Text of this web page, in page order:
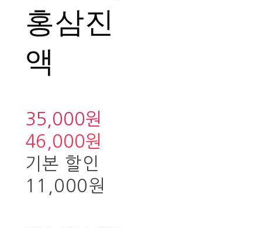
홍삼진
액
35,000원
46,000원
기본 할인
11,000원